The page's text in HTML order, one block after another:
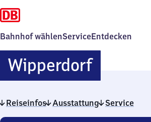
Bahnhof wählenServiceEntdecken
Wipperdorf
Reiseinfos Ausstattung Service